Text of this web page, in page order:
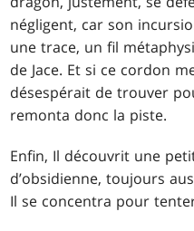
négligent, car son
une trace, un fil
de Jace. Et si ce cordon
désespérait de trouver
remonta donc la piste.
Enfin, Il découvrit une
d’obsidienne, toujours
Il se concentra pour